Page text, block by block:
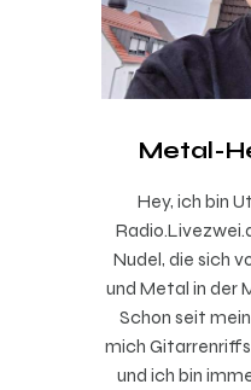
Metal-
Hey, ich bin
Nudel, die sich
und Metal in der
Schon seit
mich
und ich bin